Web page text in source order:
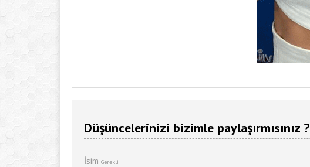
Düşüncelerinizi bizimle paylaşırmısınız ?
İsim Gerekli